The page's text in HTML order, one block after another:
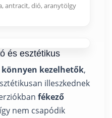
antracit, dió, aranytölgy
és esztétikus
könnyen kezelhetők,
illeszkednek
fékező
nem csapódik